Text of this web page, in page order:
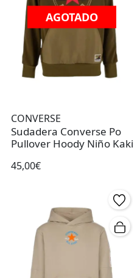
AGOTADO
CONVERSE
Sudadera Converse Po
Pullover Hoody Niño Kaki
45,00€